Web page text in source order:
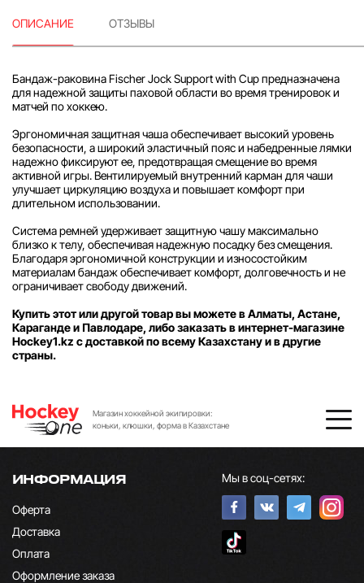
ОПИСАНИЕ ОТЗЫВЫ
Бандаж-раковина Fischer Jock Support with Cup предназначена
для надежной защиты паховой области во время тренировок и
матчей по хоккею.
Эргономичная защитная чаша обеспечивает высокий уровень
безопасности, а широкий эластичный пояс и набедренные лямки
надежно фиксируют ее, предотвращая смещение во время
активной игры. Вентилируемый внутренний карман для чаши
улучшает циркуляцию воздуха и повышает комфорт при
длительном использовании.
Система ремней удерживает защитную чашу максимально
близко к телу, обеспечивая надежную посадку без смещения.
Благодаря эргономичной конструкции и износостойким
материалам бандаж обеспечивает комфорт, долговечность и не
ограничивает свободу движений.
Купить этот или другой товар вы можете в Алматы, Астане,
Караганде и Павлодаре, либо заказать в интернет-магазине
Hockey1.kz с доставкой по всему Казахстану и в другие
страны.
Магазин хоккейной экипировки:
коньки, клюшки, форма в Казахстане
ИНФОРМАЦИЯ
Оферта
Доставка
Оплата
Оформление заказа
Мы в соц-сетях: